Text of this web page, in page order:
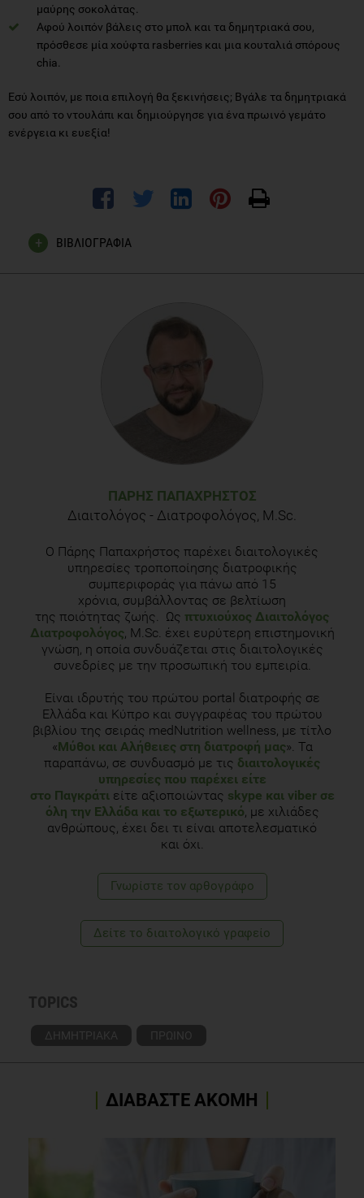
μαύρης σοκολάτας.
Αφού λοιπόν βάλεις στο μπολ και τα δημητριακά σου,
πρόσθεσε μία χούφτα rasberries και μια κουταλιά σπόρους
chia.
Εσύ λοιπόν, με ποια επιλογή θα ξεκινήσεις; Βγάλε τα δημητριακά
σου από το ντουλάπι και δημιούργησε για ένα πρωινό γεμάτο
ενέργεια κι ευεξία!
ΒΙΒΛΙΟΓΡΑΦΙΑ
the American Dietetic Association
. [online] Available at:
[Accessed 26 April 2020].
Williams, P.G., 2014. The benefits of breakfast cereal
consumption: a systematic review of the evidence
ΠΆΡΗΣ ΠΑΠΑΧΡΉΣΤΟΣ
Διαιτολόγος - Διατροφολόγος, M.Sc.
Ο Πάρης Παπαχρήστος παρέχει διαιτολογικές
υπηρεσίες τροποποίησης διατροφικής
συμπεριφοράς για πάνω από 15
χρόνια, συμβάλλοντας σε βελτίωση
της ποιότητας ζωής. Ως πτυχιούχος Διαιτολόγος
Διατροφολόγος, M.Sc. έχει ευρύτερη επιστημονική
γνώση, η οποία συνδυάζεται στις διαιτολογικές
συνεδρίες με την προσωπική του εμπειρία.
Είναι ιδρυτής του πρώτου portal διατροφής σε
Ελλάδα και Κύπρο και συγγραφέας του πρώτου
βιβλίου της σειράς medNutrition wellness, με τίτλο
«Μύθοι και Αλήθειες στη διατροφή μας». Τα
παραπάνω, σε συνδυασμό με τις διαιτολογικές
υπηρεσίες που παρέχει είτε
στο Παγκράτι είτε αξιοποιώντας skype και viber σε
όλη την Ελλάδα και το εξωτερικό , με χιλιάδες
ανθρώπους, έχει δει τι είναι αποτελεσματικό
και όχι.
Γνωρίστε τoν αρθογράφο
Δείτε το διαιτολογικό γραφείο
TOPICS
ΔΗΜΗΤΡΙΑΚΑ ΠΡΩΙΝΟ
ΔΙΑΒΑΣΤΕ ΑΚΟΜΗ